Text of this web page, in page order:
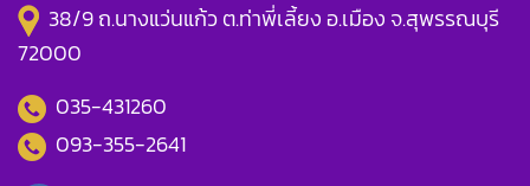
38/9 ถ.นางแว่นแก้ว ต.ท่าพี่เลี้ยง อ.เมือง จ.สุพรรณบุรี
72000
035-431260
093-355-2641